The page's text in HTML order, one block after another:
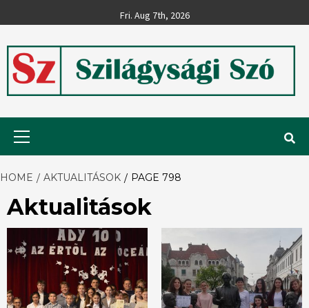
to
Fri. Aug 7th, 2026
Szilágysági
Szó
HOME AKTUALITÁSOK PAGE 798
Aktualitások